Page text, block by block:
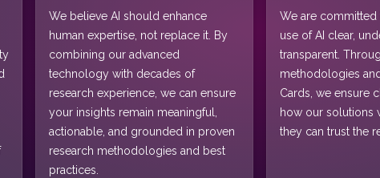
We believe AI should enhance
human expertise, not replace it. By
combining our advanced
technology with decades of
research experience, we can ensure
your insights remain meaningful,
actionable, and grounded in proven
research methodologies and best
practices.
We are
use of AI clear,
transparent.
methodologies
Cards, we ensure
how our solutions
they can trust the